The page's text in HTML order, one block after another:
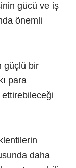
gücü ve iş
önemli
güçlü bir
para
ettirebileceği
daha